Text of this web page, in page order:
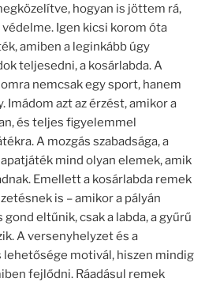
hogyan is jöttem rá,
Igen kicsi korom óta
amiben a leginkább úgy
teljesedni, a kosárlabda. A
nemcsak egy sport, hanem
Imádom azt az érzést, amikor a
és teljes figyelemmel
A mozgás szabadsága, a
mind olyan elemek, amik
Emellett a kosárlabda remek
is – amikor a pályán
eltűnik, csak a labda, a gyűrű
A versenyhelyzet és a
motivál, hiszen mindig
fejlődni. Ráadásul remek